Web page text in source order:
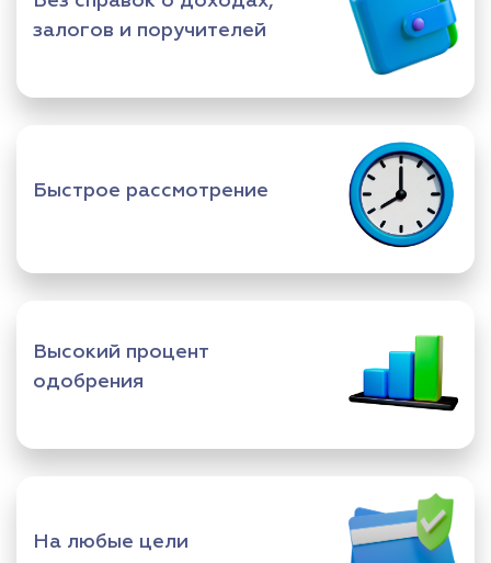
залогов и поручителей
Быстрое рассмотрение
Высокий процент
одобрения
На любые цели